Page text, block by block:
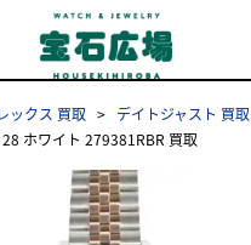
ックス 買取
デイトジャスト 買取
ホワイト 279381RBR 買取